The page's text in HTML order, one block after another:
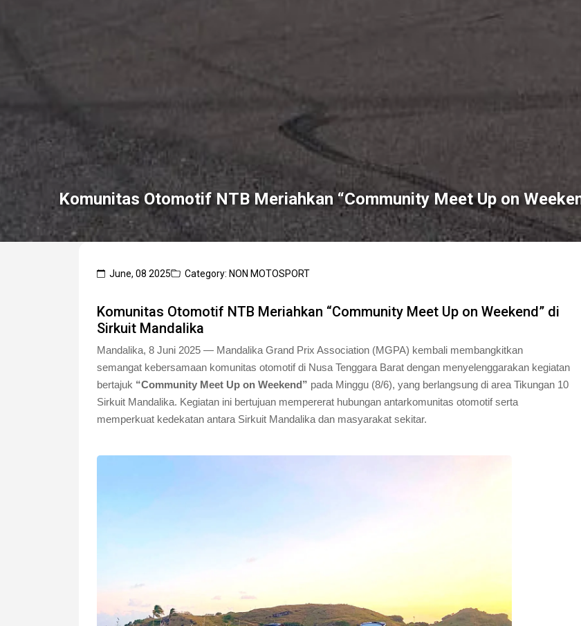
Komunitas Otomotif NTB Meriahkan “Community Meet Up on
June, 08 2025 Category: NON MOTOSPORT
Komunitas Otomotif NTB Meriahkan “Community Meet Up on Weekend” di
Sirkuit Mandalika
Mandalika, 8 Juni 2025 — Mandalika Grand Prix Association (MGPA) kembali membangkitkan
semangat kebersamaan komunitas otomotif di Nusa Tenggara Barat dengan menyelenggarakan kegiatan
bertajuk “Community Meet Up on Weekend” pada Minggu (8/6), yang berlangsung di area Tikungan 10
Sirkuit Mandalika. Kegiatan ini bertujuan mempererat hubungan antarkomunitas otomotif serta
memperkuat kedekatan antara Sirkuit Mandalika dan masyarakat sekitar.